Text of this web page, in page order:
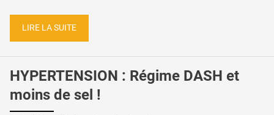
LIRE LA SUITE
HYPERTENSION : Régime DASH et
moins de sel !